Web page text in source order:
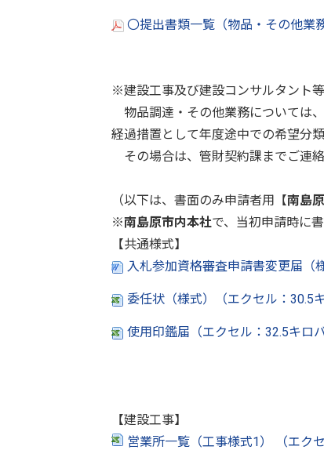
〇提出書類一覧（物品・その他業
※建設工事及び建設コンサルタント
物品調達・その他業務については
経過措置として年度途中での希望分類
その場合は、管財契約課までご連絡
（以下は、書面のみ申請者用【南島
※南島原市内本社で、当初申請時に
【共通様式】
入札参加資格審査申請書変更届（
委任状（様式）（エクセル：30.5
使用印鑑届（エクセル：32.5キロ
【建設工事】
営業所一覧（工事様式1） （エク